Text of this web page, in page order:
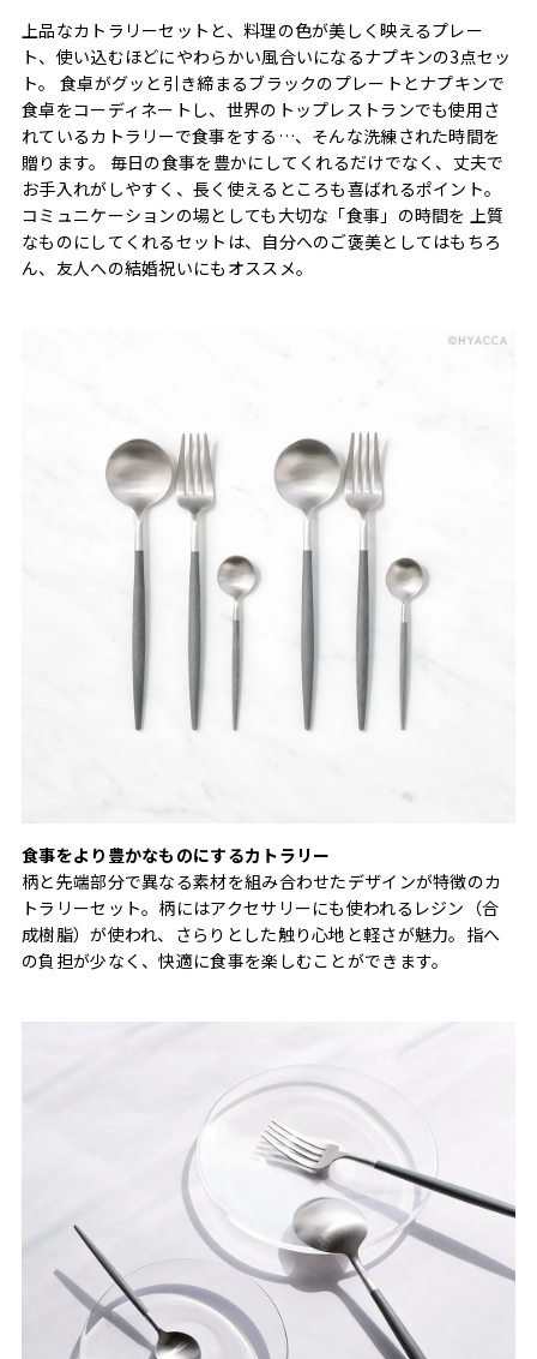
上品なカトラリーセットと、料理の色が美しく映えるプレー
ト、使い込むほどにやわらかい風合いになるナプキンの3点セッ
ト。 食卓がグッと引き締まるブラックのプレートとナプキンで
食卓をコーディネートし、世界のトップレストランでも使用さ
れているカトラリーで食事をする…、そんな洗練された時間を
贈ります。 毎日の食事を豊かにしてくれるだけでなく、丈夫で
お手入れがしやすく、長く使えるところも喜ばれるポイント。
コミュニケーションの場としても大切な「食事」の時間を 上質
なものにしてくれるセットは、自分へのご褒美としてはもちろ
ん、友人への結婚祝いにもオススメ。
食事をより豊かなものにするカトラリー
柄と先端部分で異なる素材を組み合わせたデザインが特徴のカ
トラリーセット。柄にはアクセサリーにも使われるレジン（合
成樹脂）が使われ、さらりとした触り心地と軽さが魅力。指へ
の負担が少なく、快適に食事を楽しむことができます。